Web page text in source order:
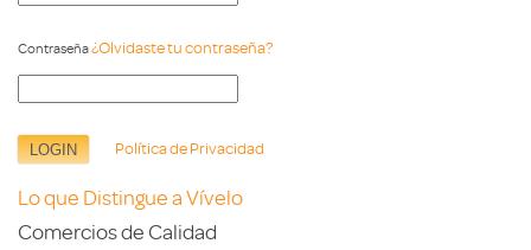
Contraseña¿Olvidaste tu contraseña?
Política de Privacidad
Lo que Distingue a Vívelo
Comercios de Calidad